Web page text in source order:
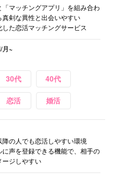
「マッチングアプリ」を組み合わ
真剣な異性と出会いやすい
た恋活マッチングサービス
月~
30代 40代
恋活 婚活
降の人でも恋活しやすい環境
に声を登録できる機能で、相手の
ージしやすい